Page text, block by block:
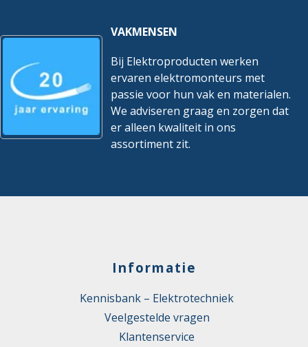
VAKMENSEN
Bij Elektroproducten werken
ervaren elektromonteurs met
passie voor hun vak en materialen.
We adviseren graag en zorgen dat
er alleen kwaliteit in ons
assortiment zit.
Informatie
Kennisbank – Elektrotechniek
Veelgestelde vragen
Klantenservice